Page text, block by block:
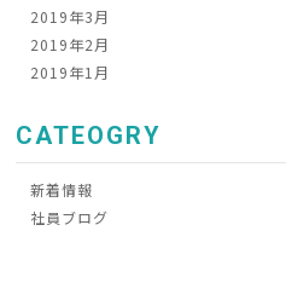
2019年3月
2019年2月
2019年1月
CATEOGRY
新着情報
社員ブログ